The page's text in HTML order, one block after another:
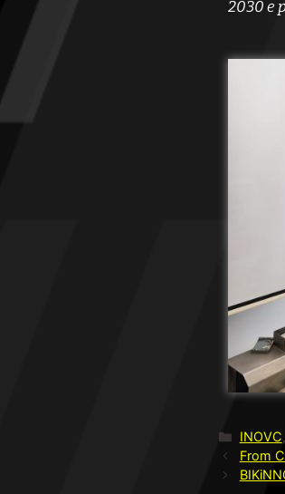
2030 e
INOVC,
From